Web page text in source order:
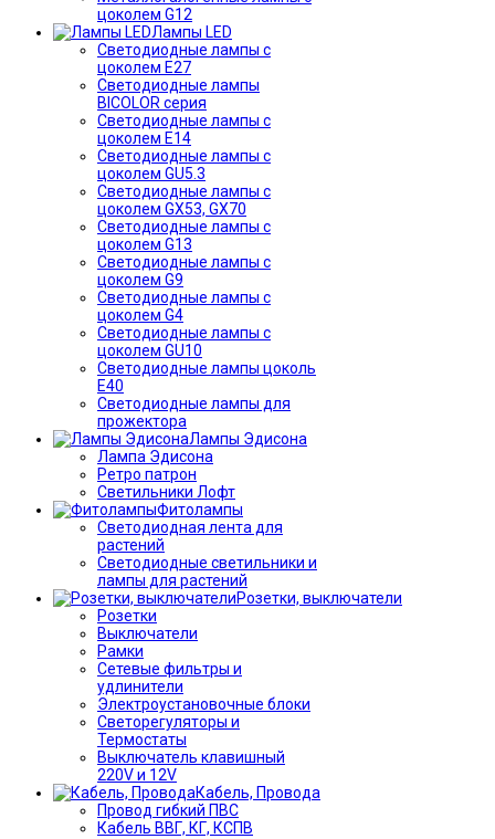
цоколем G12
Лампы LED
Светодиодные лампы с
цоколем E27
Светодиодные лампы
BICOLOR серия
Светодиодные лампы с
цоколем E14
Светодиодные лампы с
цоколем GU5.3
Светодиодные лампы с
цоколем GX53, GX70
Светодиодные лампы с
цоколем G13
Светодиодные лампы с
цоколем G9
Светодиодные лампы с
цоколем G4
Светодиодные лампы с
цоколем GU10
Светодиодные лампы цоколь
Е40
Светодиодные лампы для
прожектора
Лампы Эдисона
Лампа Эдисона
Ретро патрон
Светильники Лофт
Фитолампы
Светодиодная лента для
растений
Светодиодные светильники и
лампы для растений
Розетки, выключатели
Розетки
Выключатели
Рамки
Сетевые фильтры и
удлинители
Электроустановочные блоки
Светорегуляторы и
Термостаты
Выключатель клавишный
220V и 12V
Кабель, Провода
Провод гибкий ПВС
Кабель ВВГ, КГ, КСПВ